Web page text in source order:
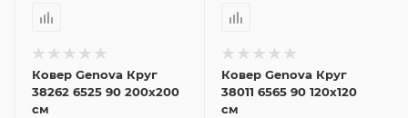
Ковер Genova Круг
38262 6525 90 200x200
см
Ковер Genova Круг
38011 6565 90 120x120
см